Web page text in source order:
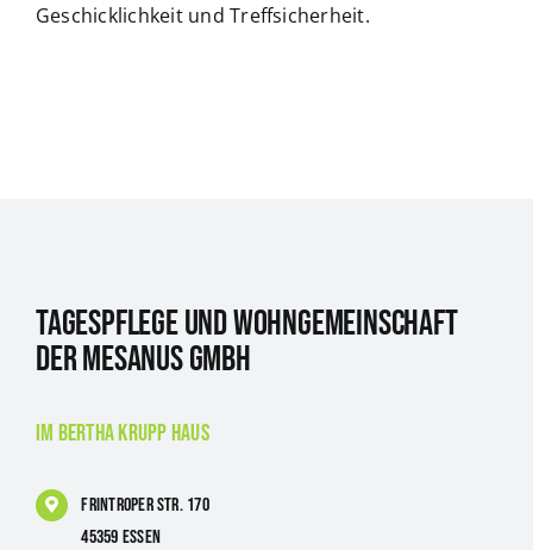
Geschicklichkeit und Treffsicherheit.
Tagespflege und Wohngemeinschaft
der Mesanus GmbH
im Bertha Krupp Haus
Frintroper Str. 170
45359 Essen